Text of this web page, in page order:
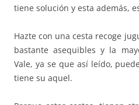
tiene solución y esta además,
Hazte con una cesta recoge
bastante asequibles y la
Vale, ya se que así leído,
tiene su aquel.